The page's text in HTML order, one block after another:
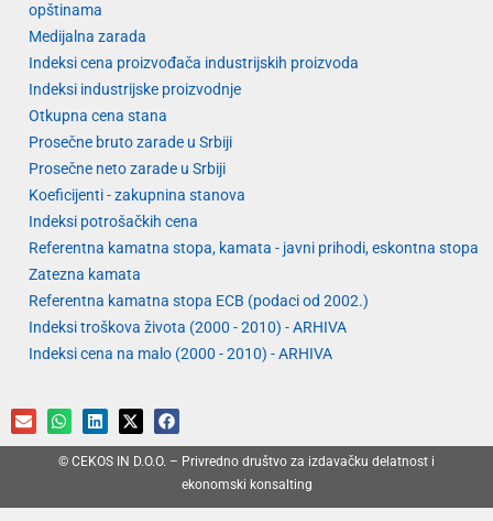
opštinama
Medijalna zarada
Indeksi cena proizvođača industrijskih proizvoda
Indeksi industrijske proizvodnje
Otkupna cena stana
Prosečne bruto zarade u Srbiji
Prosečne neto zarade u Srbiji
Koeficijenti - zakupnina stanova
Indeksi potrošačkih cena
Referentna kamatna stopa, kamata - javni prihodi, eskontna stopa
Zatezna kamata
Referentna kamatna stopa ECB (podaci od 2002.)
Indeksi troškova života (2000 - 2010) - ARHIVA
Indeksi cena na malo (2000 - 2010) - ARHIVA
© CEKOS IN D.O.O. – Privredno društvo za izdavačku delatnost i
ekonomski konsalting